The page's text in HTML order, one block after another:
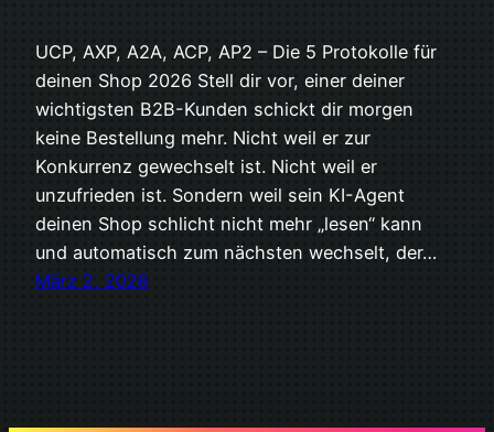
UCP, AXP, A2A, ACP, AP2 – Die 5 Protokolle für
deinen Shop 2026 Stell dir vor, einer deiner
wichtigsten B2B-Kunden schickt dir morgen
keine Bestellung mehr. Nicht weil er zur
Konkurrenz gewechselt ist. Nicht weil er
unzufrieden ist. Sondern weil sein KI-Agent
deinen Shop schlicht nicht mehr „lesen“ kann
und automatisch zum nächsten wechselt, der…
März 2, 2026